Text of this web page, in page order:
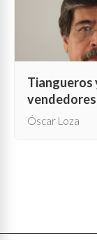
Tiangueros
Óscar Loza